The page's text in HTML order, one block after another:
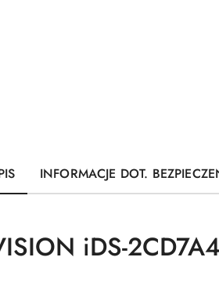
INFORMACJE DOT.
iDS-